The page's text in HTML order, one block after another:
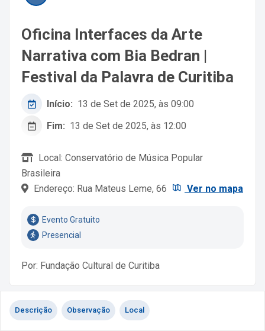
Oficina Interfaces da Arte
Narrativa com Bia Bedran |
Festival da Palavra de Curitiba
Início: 13 de Set de 2025, às 09:00
Fim: 13 de Set de 2025, às 12:00
Local: Conservatório de Música Popular
Brasileira
Endereço: Rua Mateus Leme, 66
Ver no mapa
Evento Gratuito
Presencial
Por: Fundação Cultural de Curitiba
Descrição Observação Local